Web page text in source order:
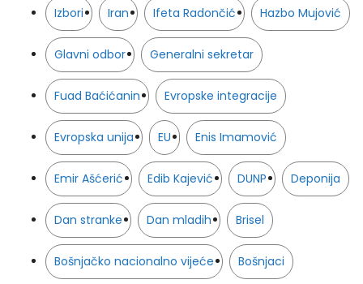
Izbori Iran Ifeta Radončić Hazbo Mujović
Glavni odbor Generalni sekretar
Fuad Baćićanin Evropske integracije
Evropska unija EU Enis Imamović
Emir Ašćerić Edib Kajević DUNP Deponija
Dan stranke Dan mladih Brisel
Bošnjačko nacionalno vijeće Bošnjaci